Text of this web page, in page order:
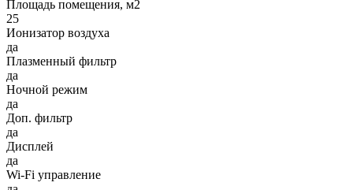
Площадь помещения, м2
25
Ионизатор воздуха
да
Плазменный фильтр
да
Ночной режим
да
Доп. фильтр
да
Дисплей
да
Wi-Fi управление